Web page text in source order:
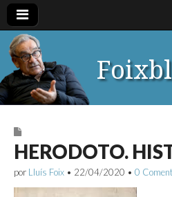
HERODOTO.
por Lluís Foix • 22/04/2020 • 0